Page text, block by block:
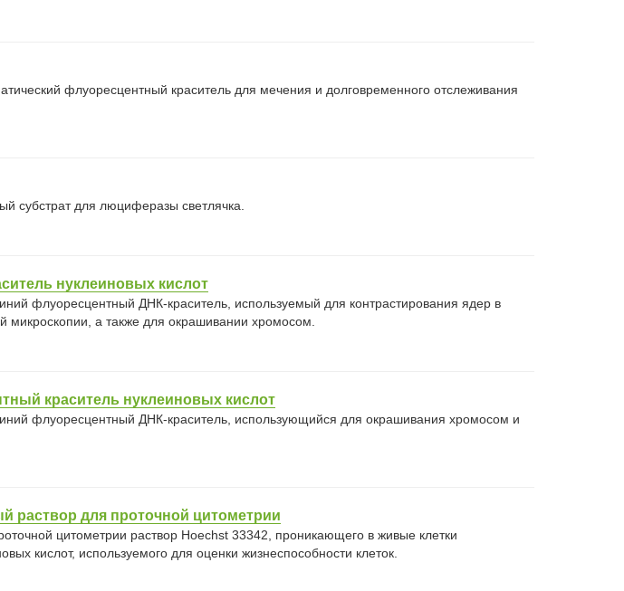
флуоресцентный краситель для мечения и долговременного отслеживания
субстрат для люциферазы светлячка.
нуклеиновых кислот
флуоресцентный ДНК-краситель, используемый для контрастирования ядер в
микроскопии, а также для окрашивании хромосом.
краситель нуклеиновых кислот
флуоресцентный ДНК-краситель, использующийся для окрашивания хромосом и
раствор для проточной цитометрии
цитометрии раствор Hoechst 33342, проникающего в живые клетки
кислот, используемого для оценки жизнеспособности клеток.